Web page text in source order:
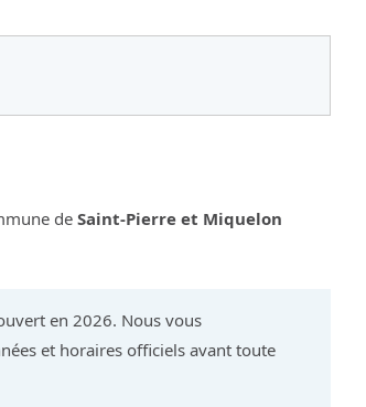
deSaint-Pierre et Miquelon
en 2026. Nous vous
et horaires officiels avant toute